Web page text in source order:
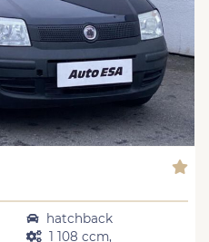
hatchback
1 108 ccm,